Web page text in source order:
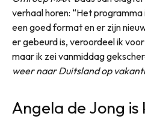
verhaal horen: “Het programma
een goed format en er zijn
er gebeurd is, veroordeel ik
maar ik zei vanmiddag
weer naar Duitsland op
Angela de Jong is